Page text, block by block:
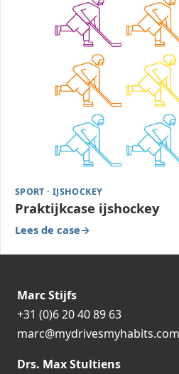
SPORT · IJSHOCKEY
Praktijkcase ijshockey
Lees de case
Marc Stijfs
+31 (0)6 20 40 89 63
marc@mydrivesmyhabits.com
Drs. Max Stultiens